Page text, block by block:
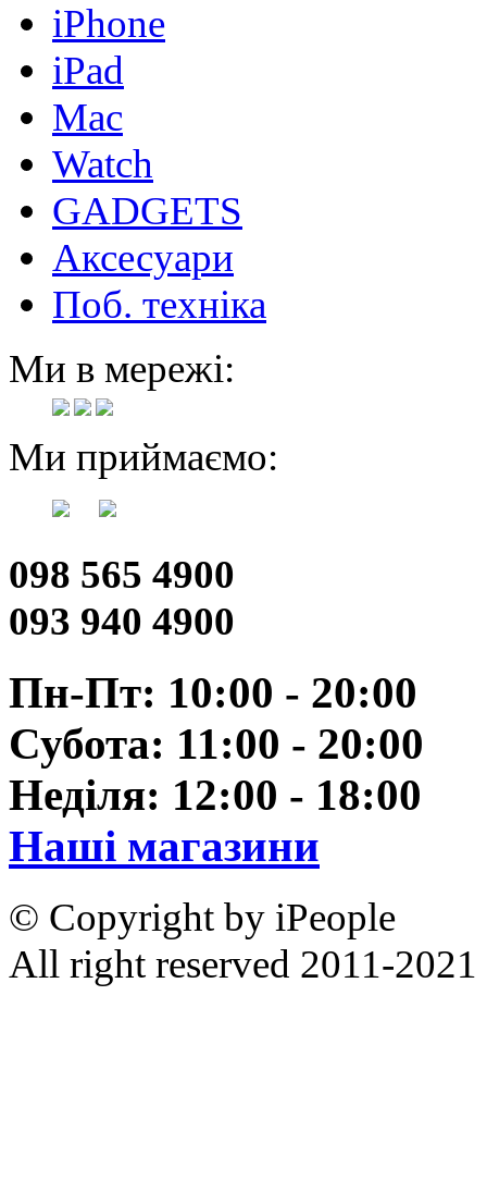
iPhone
iPad
Mac
Watch
GADGETS
Аксесуари
Поб. техніка
Ми в мережі:
Ми приймаємо:
098 565 4900
093 940 4900
Пн-Пт: 10:00 - 20:00
Субота: 11:00 - 20:00
Неділя: 12:00 - 18:00
Наші магазини
© Copyright by iPeople
All right reserved 2011-2021